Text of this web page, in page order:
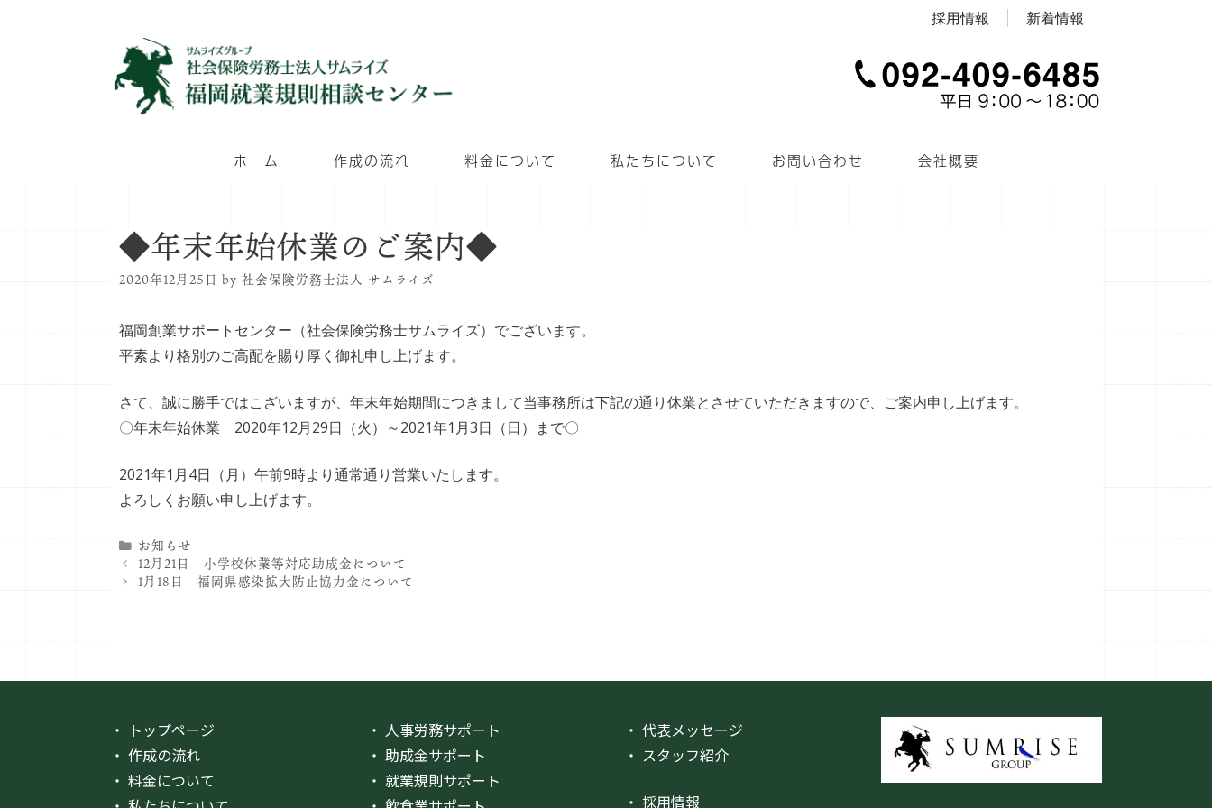
採用情報 新着情報
ホーム 作成の流れ 料金について 私たちについて お問い合わせ 会社概要
◆年末年始休業のご案内◆
2020年12月25日 by 社会保険労務士法人 サムライズ
福岡創業サポートセンター（社会保険労務士サムライズ）でございます。
平素より格別のご高配を賜り厚く御礼申し上げます。
さて、誠に勝手ではこざいますが、年末年始期間につきまして当事務所は下記の通り休業とさせていただきますので、ご案内申し上げます。
〇年末年始休業 2020年12月29日（火）～2021年1月3日（日）まで〇
2021年1月4日（月）午前9時より通常通り営業いたします。
よろしくお願い申し上げます。
カ
テ
ゴ
お知らせ
12月21日 小学校休業等対応助成金について
1月18日 福岡県感染拡大防止協力金について
・ トップページ
・ 作成の流れ
・ 料金について
・ 人事労務サポート
・ 助成金サポート
・ 就業規則サポート
・ 代表メッセージ
・ スタッフ紹介
・ 採用情報